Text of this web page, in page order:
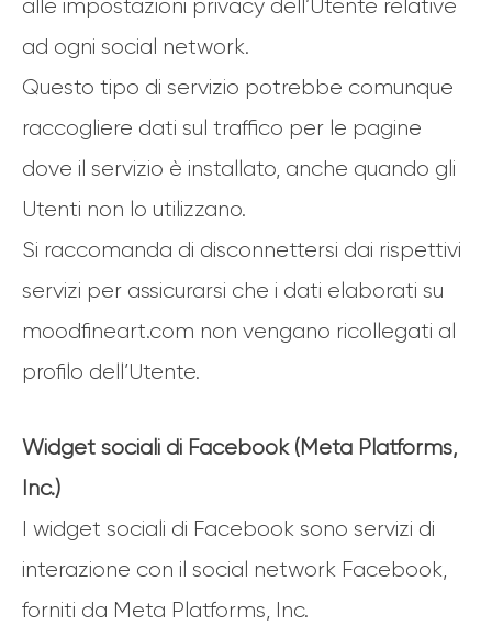
alle impostazioni privacy dell’Utente relative
ad ogni social network.
Questo tipo di servizio potrebbe comunque
raccogliere dati sul traffico per le pagine
dove il servizio è installato, anche quando gli
Utenti non lo utilizzano.
Si raccomanda di disconnettersi dai rispettivi
servizi per assicurarsi che i dati elaborati su
moodfineart.com non vengano ricollegati al
profilo dell’Utente.
Widget sociali di Facebook (Meta Platforms,
Inc.)
I widget sociali di Facebook sono servizi di
interazione con il social network Facebook,
forniti da Meta Platforms, Inc.